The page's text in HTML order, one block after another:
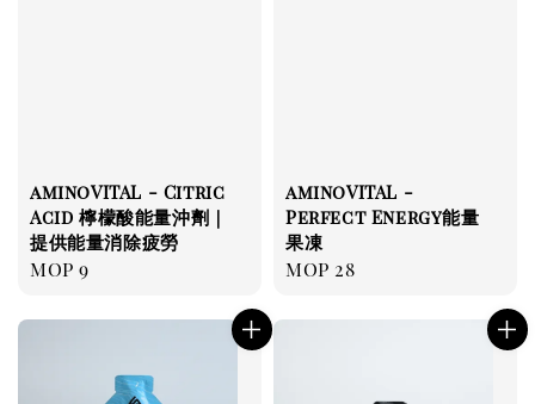
aminoVITAL - Citric
Acid 檸檬酸能量沖劑｜
提供能量消除疲勞
Regular
MOP 9
aminoVITAL -
Perfect Energy能量
果凍
Regular
MOP 28